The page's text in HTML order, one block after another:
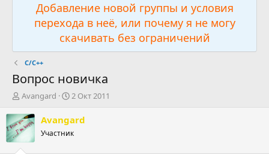
Добавление новой группы и условия
перехода в неё, или почему я не могу
скачивать без ограничений
C/C++
Вопрос новичка
А
т
о
т
Avangard
Д
т
н
2 Окт 2011
Avangard
Участник